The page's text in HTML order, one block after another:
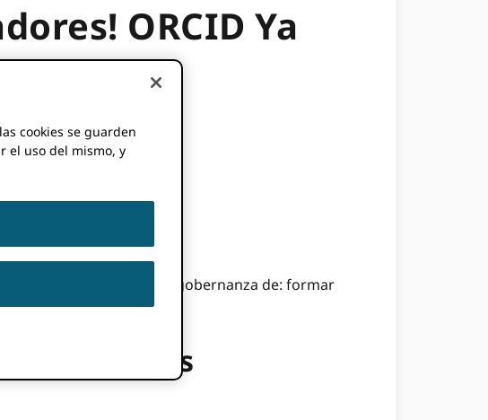
ORCID Ya
de
de
se involucren en ORCIDgobernanza de: formar
(ORAC): las
cookies se guarden
el uso del mismo, y